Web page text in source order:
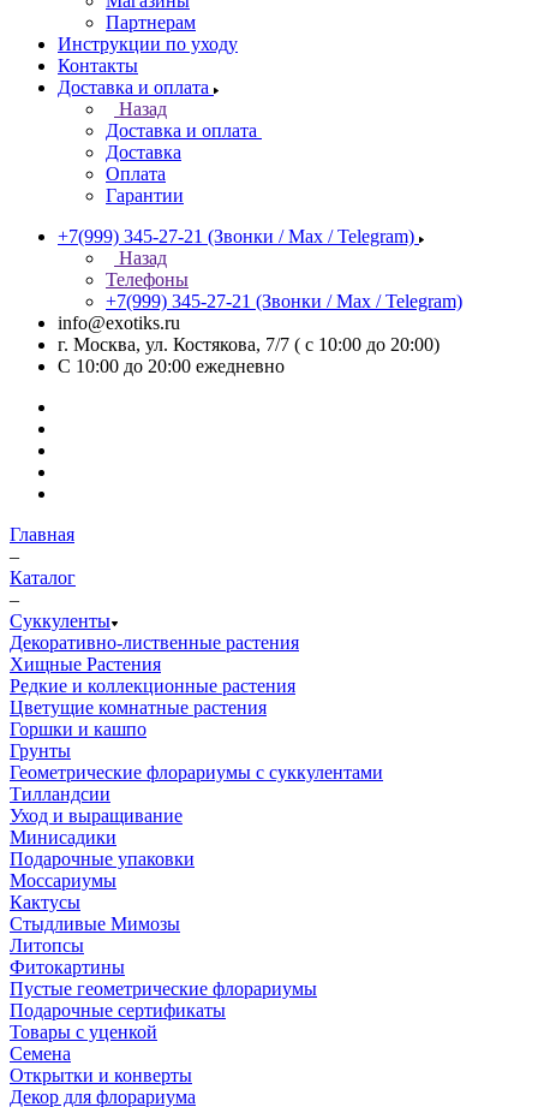
Партнерам
Инструкции по уходу
Контакты
Доставка и оплата
Назад
Доставка и оплата
Доставка
Оплата
Гарантии
+7(999) 345-27-21 (Звонки / Max / Telegram)
Назад
Телефоны
+7(999) 345-27-21 (Звонки / Max / Telegram)
info@exotiks.ru
г. Москва, ул. Костякова, 7/7 ( с 10:00 до 20:00)
С 10:00 до 20:00 ежедневно
Главная
–
Каталог
–
Суккуленты
Декоративно-лиственные растения
Хищные Растения
Редкие и коллекционные растения
Цветущие комнатные растения
Горшки и кашпо
Грунты
Геометрические флорариумы с суккулентами
Тилландсии
Уход и выращивание
Минисадики
Подарочные упаковки
Моссариумы
Кактусы
Стыдливые Мимозы
Литопсы
Фитокартины
Пустые геометрические флорариумы
Подарочные сертификаты
Товары с уценкой
Семена
Открытки и конверты
Декор для флорариума